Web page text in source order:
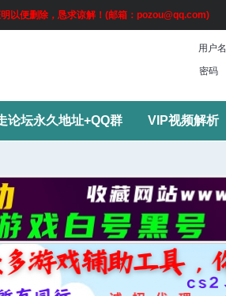
以便删除，恳求谅解！(邮箱：pozou@qq.com)
用户名
密码
论坛永久地址+QQ群 VIP视频解析